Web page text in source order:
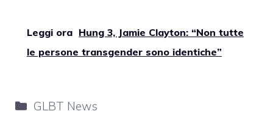
Leggi ora Hung 3, Jamie Clayton: “Non tutte
le persone transgender sono identiche”
Categorie
GLBT News